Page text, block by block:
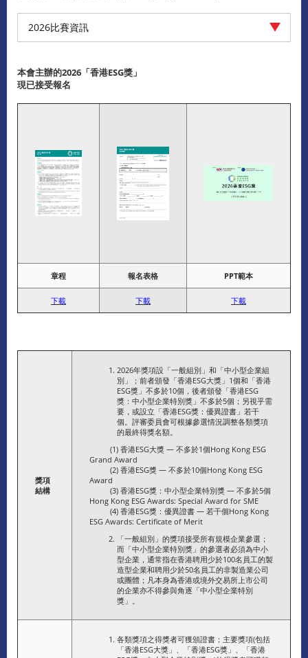
2026比賽資訊
本會主辦的2026「香港ESG獎」
現已接受報名
章程 報名表格 PPT範本
下載 下載 下載
獎項
結構
2026年獎項設「一般組別」和「中小型企業組
別」；前者頒發「香港ESG大獎」1個和「香港
ESG獎」不多於10個，後者頒發「香港ESG
獎：中小型企業特別獎」不多於5個；另視乎需
要，或設立「香港ESG獎：優異證書」若干
個。評審委員會可根據參選情況調整各類獎項
的最終得獎名額。
(1) 香港ESG大獎 — 不多於1個Hong Kong ESG
Grand Award
(2) 香港ESG獎 — 不多於10個Hong Kong ESG
Award
(3) 香港ESG獎：中小型企業特別獎 — 不多於5個
Hong Kong ESG Awards: Special Award for SME
(4) 香港ESG獎：優異證書 — 若干個Hong Kong
ESG Awards: Certificate of Merit
「一般組別」的獎項接受所有規模企業參選；
而「中小型企業特別獎」的參選者必須為中小
型企業，通常指在香港聘用少於100名員工的製
造型企業和聘用少於50名員工的非製造業公司
或團體；凡本身為香港或境外交易所上市公司
的企業亦不得參與角逐「中小型企業特別
獎」。
各類獎項之得獎者可獲頒證書；主要獎項(包括
「香港ESG大獎」、「香港ESG獎」、「香港